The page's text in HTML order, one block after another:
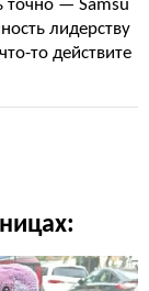
точно — Samsu
лидерству
то действите